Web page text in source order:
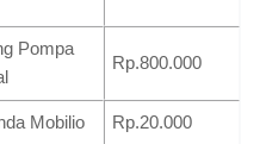
Pompa
Rp.800.000
Mobilio Rp.20.000